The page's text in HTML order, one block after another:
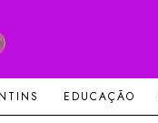
EDUCAÇÃO